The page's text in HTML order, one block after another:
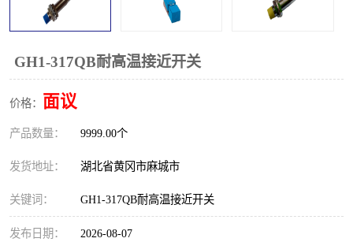
GH1-317QB耐高温接近开关
价格： 面议
产品数量： 9999.00个
发货地址： 湖北省黄冈市麻城市
关键词： GH1-317QB耐高温接近开关
发布日期： 2026-08-07
溜槽堵塞检测开关
限位开关 速度检测器
速度传感器
微电脑超速开关